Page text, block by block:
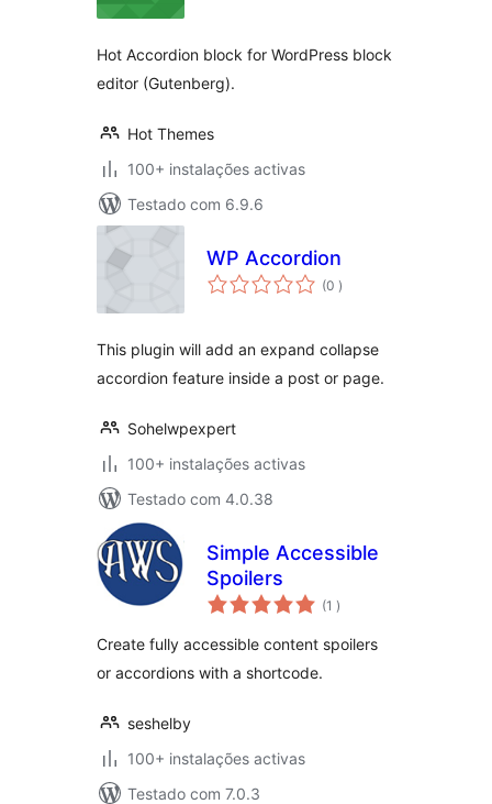
Hot Accordion block for WordPress block
editor (Gutenberg).
Hot Themes
100+ instalações activas
Testado com 6.9.6
WP Accordion
(0 classificações
)
This plugin will add an expand collapse
accordion feature inside a post or page.
Sohelwpexpert
100+ instalações activas
Testado com 4.0.38
Simple Accessible
Spoilers
(1 classificações
)
Create fully accessible content spoilers
or accordions with a shortcode.
seshelby
100+ instalações activas
Testado com 7.0.3